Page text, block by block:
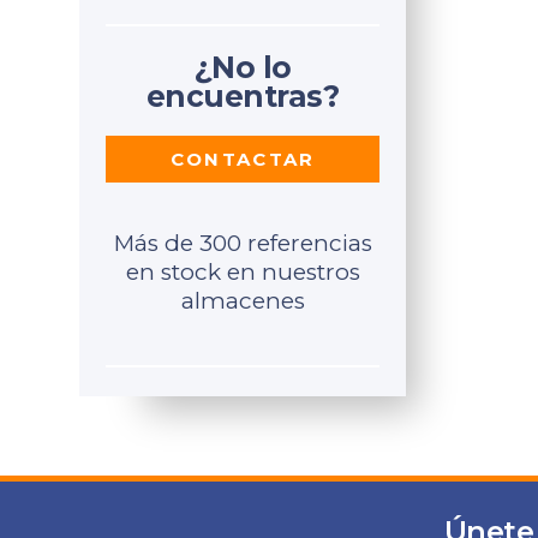
¿No lo
encuentras?
CONTACTAR
Más de 300 referencias
en stock en nuestros
almacenes